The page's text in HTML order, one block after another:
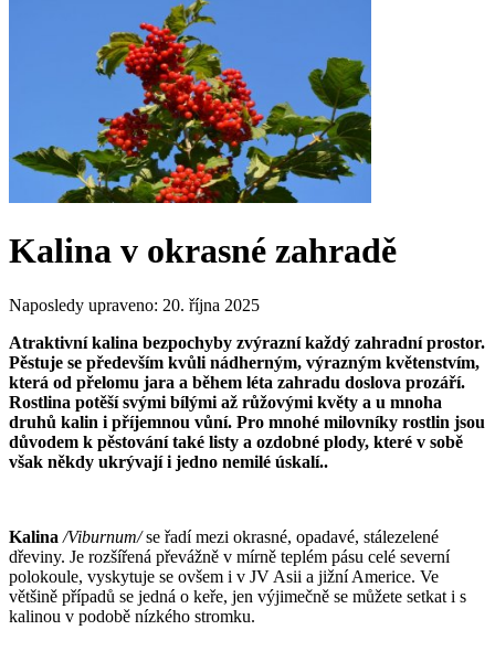
Kalina v okrasné zahradě
Naposledy upraveno: 20. října 2025
Atraktivní kalina bezpochyby zvýrazní každý zahradní prostor.
Pěstuje se především kvůli nádherným, výrazným květenstvím,
která od přelomu jara a během léta zahradu doslova prozáří.
Rostlina potěší svými bílými až růžovými květy a u mnoha
druhů kalin i příjemnou vůní. Pro mnohé milovníky rostlin jsou
důvodem k pěstování také listy a ozdobné plody, které v sobě
však někdy ukrývají i jedno nemilé úskalí..
Kalina /Viburnum/se řadí mezi okrasné, opadavé, stálezelené
dřeviny. Je rozšířená převážně v mírně teplém pásu celé severní
polokoule, vyskytuje se ovšem i v JV Asii a jižní Americe. Ve
většině případů se jedná o keře, jen výjimečně se můžete setkat i s
kalinou v podobě nízkého stromku.